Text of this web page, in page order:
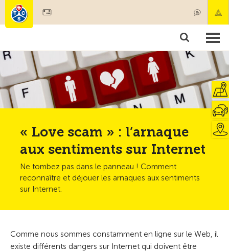
Membres & prestations
Tests, sécurité & santé
« Love scam » : l’arnaque
aux sentiments sur Internet
Ne tombez pas dans le panneau ! Comment
reconnaître et déjouer les arnaques aux sentiments
sur Internet.
Comme nous sommes constamment en ligne sur le Web, il
existe différents dangers sur Internet qui doivent être